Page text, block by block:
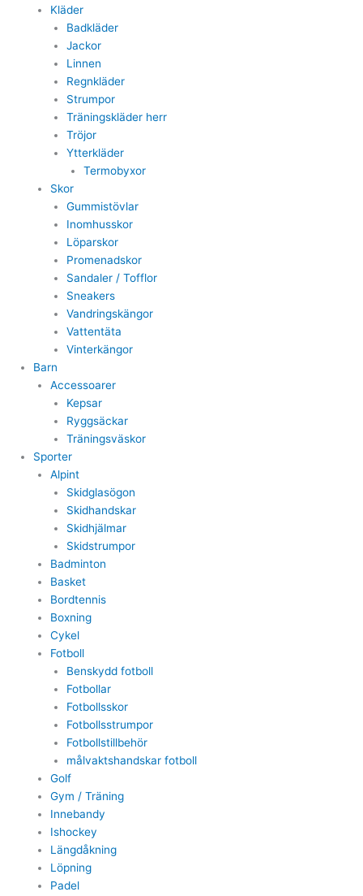
Kläder
Badkläder
Jackor
Linnen
Regnkläder
Strumpor
Träningskläder herr
Tröjor
Ytterkläder
Termobyxor
Skor
Gummistövlar
Inomhusskor
Löparskor
Promenadskor
Sandaler / Tofflor
Sneakers
Vandringskängor
Vattentäta
Vinterkängor
Barn
Accessoarer
Kepsar
Ryggsäckar
Träningsväskor
Sporter
Alpint
Skidglasögon
Skidhandskar
Skidhjälmar
Skidstrumpor
Badminton
Basket
Bordtennis
Boxning
Cykel
Fotboll
Benskydd fotboll
Fotbollar
Fotbollsskor
Fotbollsstrumpor
Fotbollstillbehör
målvaktshandskar fotboll
Golf
Gym / Träning
Innebandy
Ishockey
Längdåkning
Löpning
Padel